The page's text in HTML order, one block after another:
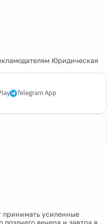
Юридическая
Telegram App
принимать усиленные